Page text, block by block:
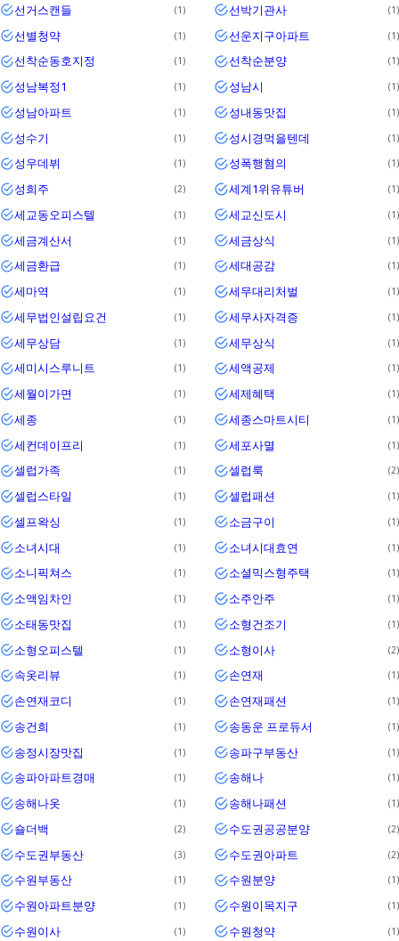
선거스캔들 1 선박기관사 1
선별청약 1 선운지구아파트 1
선착순동호지정 1 선착순분양 1
성남복정1 1 성남시 1
성남아파트 1 성내동맛집 1
성수기 1 성시경먹을텐데 1
성우데뷔 1 성폭행혐의 1
성희주 2 세계1위유튜버 1
세교동오피스텔 1 세교신도시 1
세금계산서 1 세금상식 1
세금환급 1 세대공감 1
세마역 1 세무대리처벌 1
세무법인설립요건 1 세무사자격증 1
세무상담 1 세무상식 1
세미시스루니트 1 세액공제 1
세월이가면 1 세제혜택 1
세종 1 세종스마트시티 1
세컨데이프리 1 세포사멸 1
셀럽가족 1 셀럽룩 2
셀럽스타일 1 셀럽패션 1
셀프왁싱 1 소금구이 1
소녀시대 1 소녀시대효연 1
소니픽쳐스 1 소셜믹스형주택 1
소액임차인 1 소주안주 1
소태동맛집 1 소형건조기 1
소형오피스텔 1 소형이사 2
속옷리뷰 1 손연재 1
손연재코디 1 손연재패션 1
송건희 1 송동운 프로듀서 1
송정시장맛집 1 송파구부동산 1
송파아파트경매 1 송해나 1
송해나옷 1 송해나패션 1
숄더백 2 수도권공공분양 2
수도권부동산 3 수도권아파트 2
수원부동산 1 수원분양 1
수원아파트분양 1 수원이목지구 1
수원이사 1 수원청약 1